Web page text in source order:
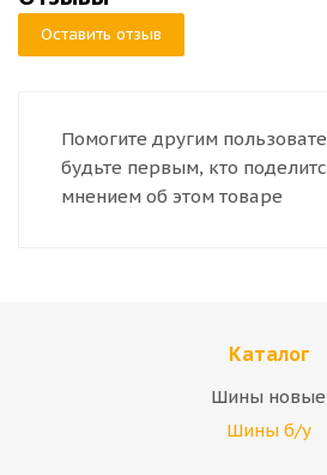
Оставить отзыв
Помогите другим
будьте первым, кто
мнением об этом товаре
Каталог
Шины новые
Шины б/у